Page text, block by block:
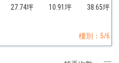
27.74坪 10.91坪 38.65坪
樓別：5/6